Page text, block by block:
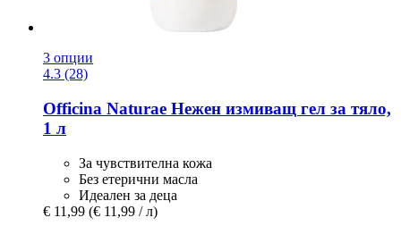
3 опции
4.3 (28)
Officina Naturae Нежен измиващ гел за тяло,
1 л
За чувствителна кожа
Без етерични масла
Идеален за деца
€ 11,99 (€ 11,99 / л)